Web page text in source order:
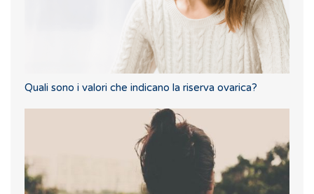
Quali sono i valori che indicano la riserva ovarica?